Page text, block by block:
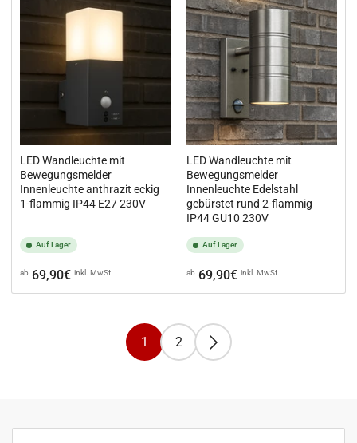
LED Wandleuchte mit
Bewegungsmelder
Innenleuchte anthrazit eckig
1-flammig IP44 E27 230V
Auf Lager
Normaler
Preis
ab 69,90€ inkl. MwSt.
LED Wandleuchte mit
Bewegungsmelder
Innenleuchte Edelstahl
gebürstet rund 2-flammig
IP44 GU10 230V
Auf Lager
Normaler
Preis
ab 69,90€ inkl. MwSt.
1 2